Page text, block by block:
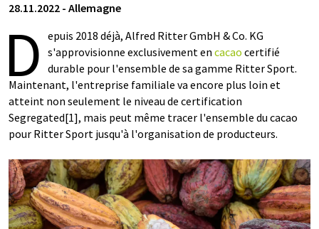
28.11.2022 - Allemagne
D epuis 2018 déjà, Alfred Ritter GmbH & Co. KG
s'approvisionne exclusivement en cacao certifié
durable pour l'ensemble de sa gamme Ritter Sport.
Maintenant, l'entreprise familiale va encore plus loin et
atteint non seulement le niveau de certification
Segregated[1], mais peut même tracer l'ensemble du cacao
pour Ritter Sport jusqu'à l'organisation de producteurs.